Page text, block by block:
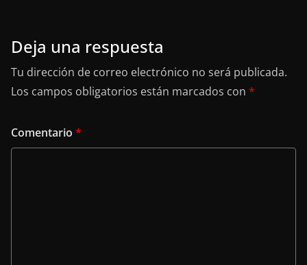
Deja una respuesta
Tu dirección de correo electrónico no será publicada.
Los campos obligatorios están marcados con *
Comentario *